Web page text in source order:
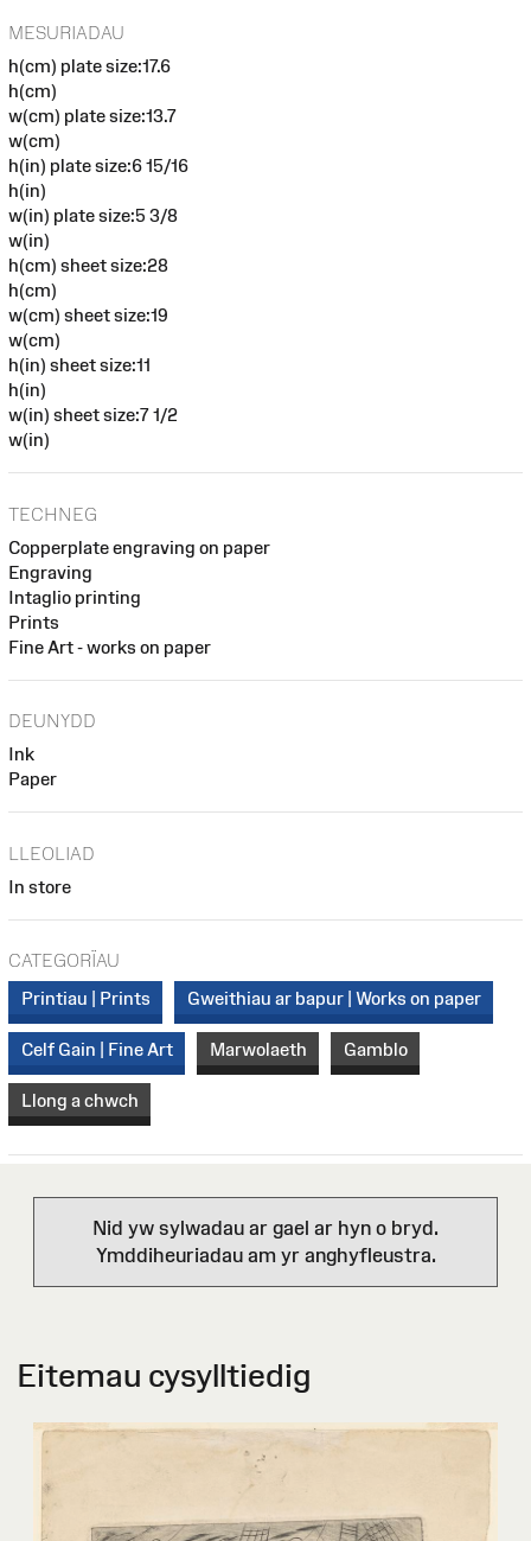
MESURIADAU
h(cm) plate size:17.6
h(cm)
w(cm) plate size:13.7
w(cm)
h(in) plate size:6 15/16
h(in)
w(in) plate size:5 3/8
w(in)
h(cm) sheet size:28
h(cm)
w(cm) sheet size:19
w(cm)
h(in) sheet size:11
h(in)
w(in) sheet size:7 1/2
w(in)
TECHNEG
Copperplate engraving on paper
Engraving
Intaglio printing
Prints
Fine Art - works on paper
DEUNYDD
Ink
Paper
LLEOLIAD
In store
CATEGORÏAU
Printiau | Prints
Gweithiau ar bapur | Works on paper
Celf Gain | Fine Art Marwolaeth Gamblo
Llong a chwch
Nid yw sylwadau ar gael ar hyn o bryd.
Ymddiheuriadau am yr anghyfleustra.
Eitemau cysylltiedig